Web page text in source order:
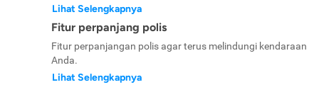
Lihat Selengkapnya
Fitur perpanjang polis
Fitur perpanjangan polis agar terus melindungi kendaraan
Anda.
Lihat Selengkapnya